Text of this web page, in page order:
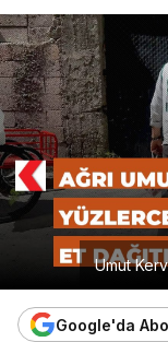
Umut
Google'da